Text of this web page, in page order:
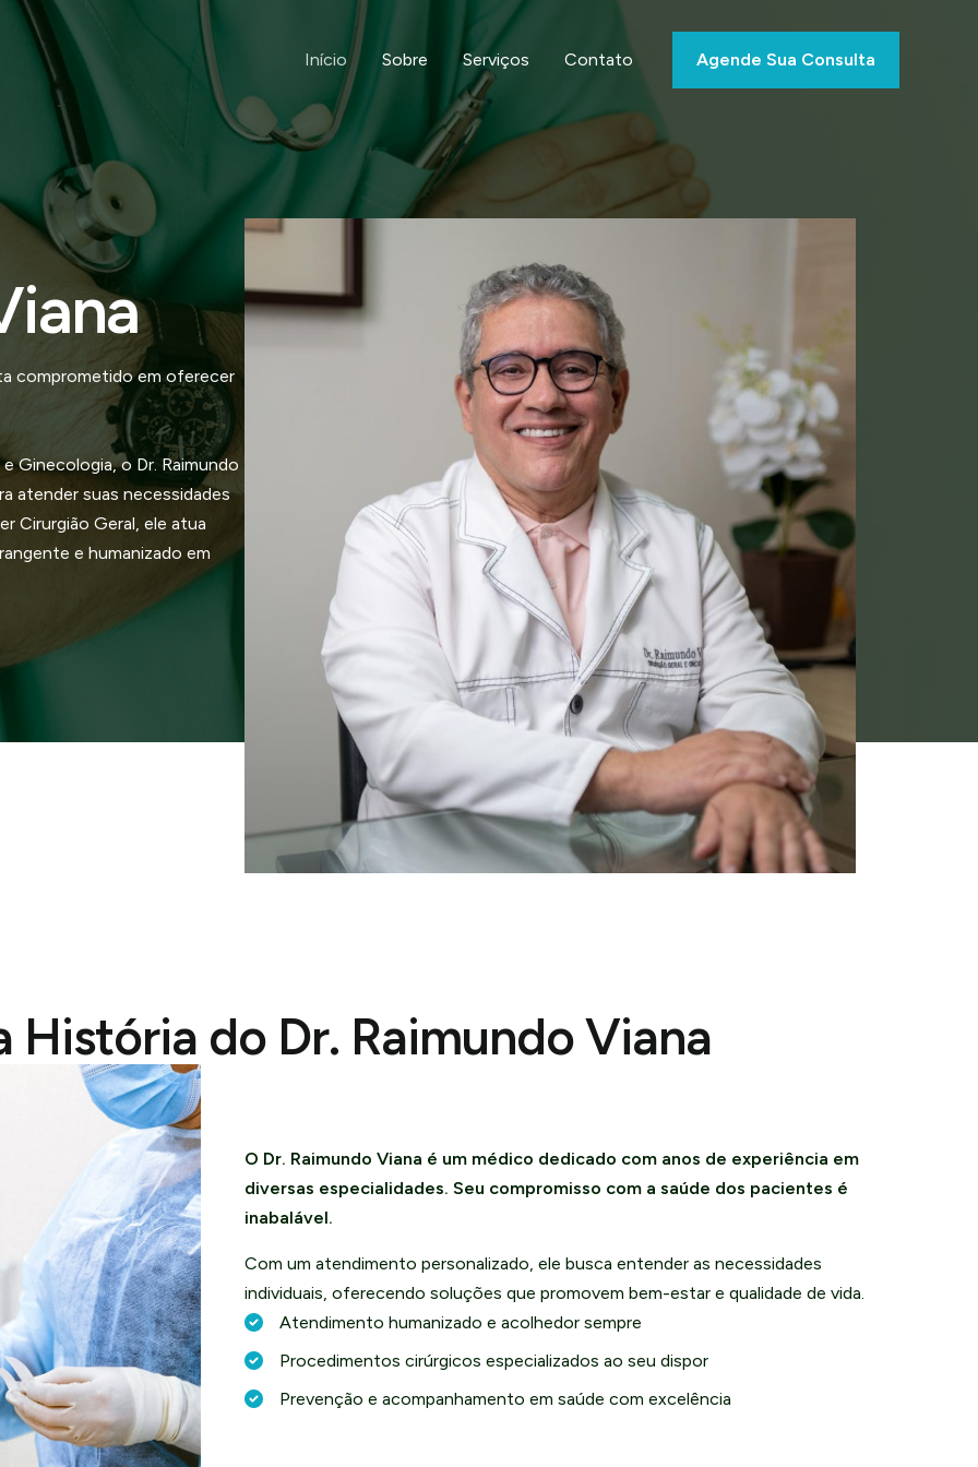
Início Sobre Serviços Contato Agende Sua Consulta
comprometido em oferecer
Ginecologia, o Dr. Raimundo
atender suas necessidades
Cirurgião Geral, ele atua
e humanizado em
História do Dr. Raimundo Viana
O Dr. Raimundo Viana é um médico dedicado com anos de experiência em
diversas especialidades. Seu compromisso com a saúde dos pacientes é
inabalável.
Com um atendimento personalizado, ele busca entender as necessidades
individuais, oferecendo soluções que promovem bem-estar e qualidade de vida.
Atendimento humanizado e acolhedor sempre
Procedimentos cirúrgicos especializados ao seu dispor
Prevenção e acompanhamento em saúde com excelência